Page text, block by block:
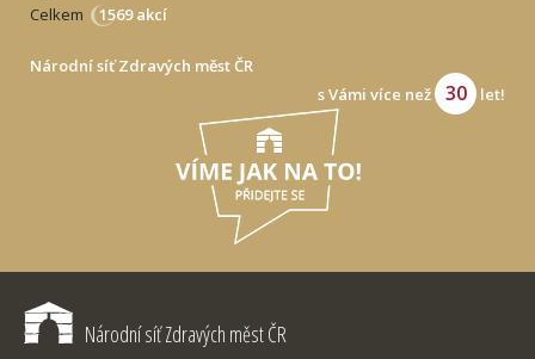
Celkem
1569 akcí
Národní síť Zdravých měst ČR
s Vámi více než
30 let!
Národní síť Zdravých měst ČR